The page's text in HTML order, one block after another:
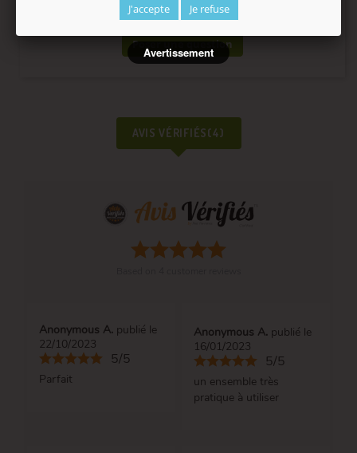
Poser une question
AVIS VÉRIFIÉS(4)
Anonymous A. publié le
22/10/2023
5/5
Parfait
Anonymous A. publié le
16/01/2023
5/5
un ensemble très
pratique à utiliser
J'accepte Je refuse
Avertissement